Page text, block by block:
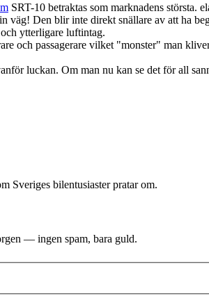
SRT-10 betraktas som marknadens största.
väg! Den blir inte direkt snällare av att ha
ytterligare luftintag.
och passagerare vilket "monster" man
luckan. Om man nu kan se det för all
Sveriges bilentusiaster pratar om.
— ingen spam, bara guld.